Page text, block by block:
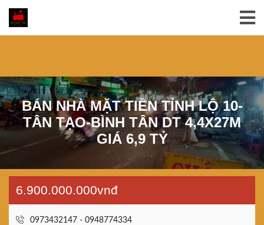
BÁN NHÀ MẶT TIỀN TỈNH LỘ 10-
TÂN TẠO-BÌNH TÂN DT 4,4X27M
GIÁ 6,9 TỶ
6.900.000.000vnđ
0973432147 - 0948774334